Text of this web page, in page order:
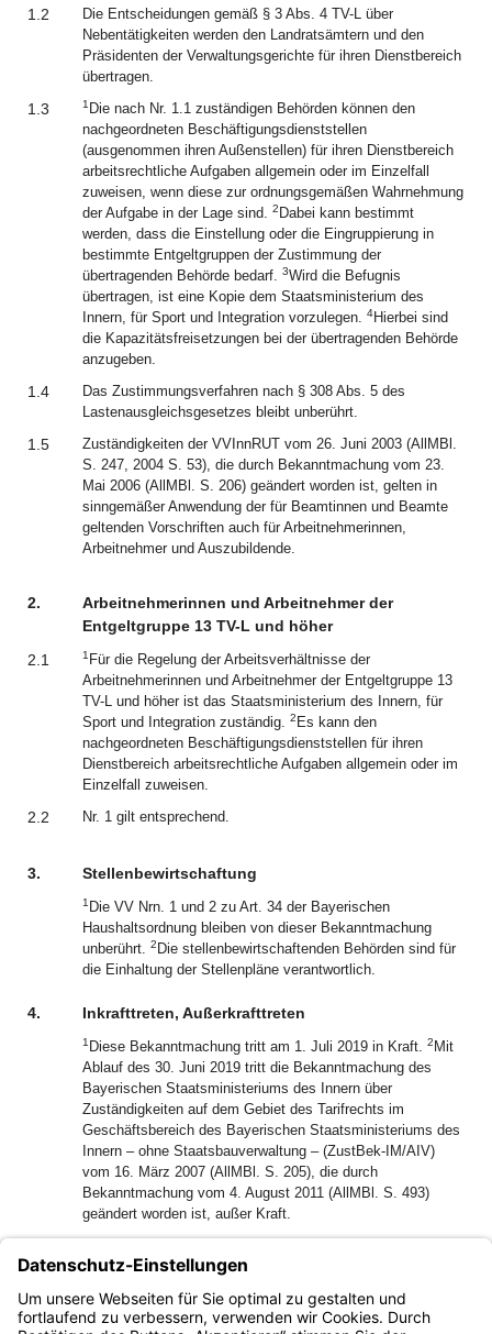
1.2
Die Entscheidungen gemäß § 3 Abs. 4 TV-L über
Nebentätigkeiten werden den Landratsämtern und den
Präsidenten der Verwaltungsgerichte für ihren Dienstbereich
übertragen.
1.3 1 Die nach Nr. 1.1 zuständigen Behörden können den
nachgeordneten Beschäftigungsdienststellen
(ausgenommen ihren Außenstellen) für ihren Dienstbereich
arbeitsrechtliche Aufgaben allgemein oder im Einzelfall
zuweisen, wenn diese zur ordnungsgemäßen Wahrnehmung
der Aufgabe in der Lage sind. 2 Dabei kann bestimmt
werden, dass die Einstellung oder die Eingruppierung in
bestimmte Entgeltgruppen der Zustimmung der
übertragenden Behörde bedarf. 3Wird die Befugnis
übertragen, ist eine Kopie dem Staatsministerium des
Innern, für Sport und Integration vorzulegen. 4Hierbei sind
die Kapazitätsfreisetzungen bei der übertragenden Behörde
anzugeben.
1.4
Das Zustimmungsverfahren nach § 308 Abs. 5 des
Lastenausgleichsgesetzes bleibt unberührt.
1.5
Zuständigkeiten der VVInnRUT vom 26. Juni 2003 (AllMBl.
S. 247, 2004 S. 53), die durch Bekanntmachung vom 23.
Mai 2006 (AllMBl. S. 206) geändert worden ist, gelten in
sinngemäßer Anwendung der für Beamtinnen und Beamte
geltenden Vorschriften auch für Arbeitnehmerinnen,
Arbeitnehmer und Auszubildende.
2.
Arbeitnehmerinnen und Arbeitnehmer der
Entgeltgruppe 13 TV-L und höher
2.1
1 Für die Regelung der Arbeitsverhältnisse der
Arbeitnehmerinnen und Arbeitnehmer der Entgeltgruppe 13
TV-L und höher ist das Staatsministerium des Innern, für
Sport und Integration zuständig. 2 Es kann den
nachgeordneten Beschäftigungsdienststellen für ihren
Dienstbereich arbeitsrechtliche Aufgaben allgemein oder im
Einzelfall zuweisen.
2.2 Nr. 1 gilt entsprechend.
3. Stellenbewirtschaftung
1 Die VV Nrn. 1 und 2 zu Art. 34 der Bayerischen
Haushaltsordnung bleiben von dieser Bekanntmachung
unberührt. 2 Die stellenbewirtschaftenden Behörden sind für
die Einhaltung der Stellenpläne verantwortlich.
4. Inkrafttreten, Außerkrafttreten
1 Diese Bekanntmachung tritt am 1. Juli 2019 in Kraft. 2 Mit
Ablauf des 30. Juni 2019 tritt die Bekanntmachung des
Bayerischen Staatsministeriums des Innern über
Zuständigkeiten auf dem Gebiet des Tarifrechts im
Geschäftsbereich des Bayerischen Staatsministeriums des
Innern – ohne Staatsbauverwaltung – (ZustBek-IM/AIV)
vom 16. März 2007 (AllMBl. S. 205), die durch
Bekanntmachung vom 4. August 2011 (AllMBl. S. 493)
geändert worden ist, außer Kraft.
Karl Michael Scheufele
Ministerialdirektor